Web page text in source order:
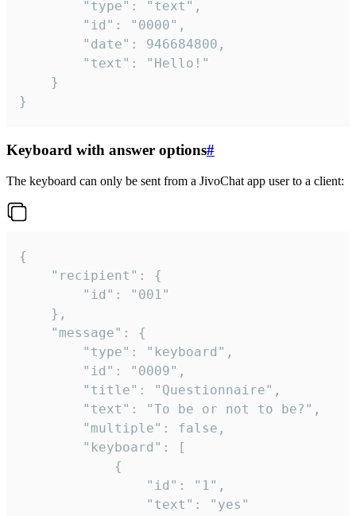
}
Keyboard with answer options#
The keyboard can only be sent from a JivoChat app user to a client:
{